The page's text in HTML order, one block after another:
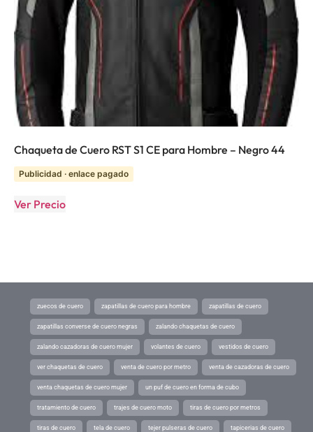
Chaqueta de Cuero RST S1 CE para Hombre – Negro 44
Publicidad · enlace pagado
Ver Precio
zuecos de cuero zapatillas de cuero para hombre zapatillas de cuero
zapatillas converse de cuero negras zalando chaquetas de cuero
zalando cazadoras de cuero mujer volantes de cuero vestidos de cuero
ver chaquetas de cuero venta de cuero por metro venta de cazadoras de cuero
venta chaquetas de cuero mujer un puf de cuero en forma de cubo
tratamiento de cuero trajes de cuero moto tiras de cuero por metros
tiras de cuero tela de cuero tejer pulseras de cuero tapicerias de cuero